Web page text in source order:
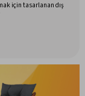
için tasarlanan dış